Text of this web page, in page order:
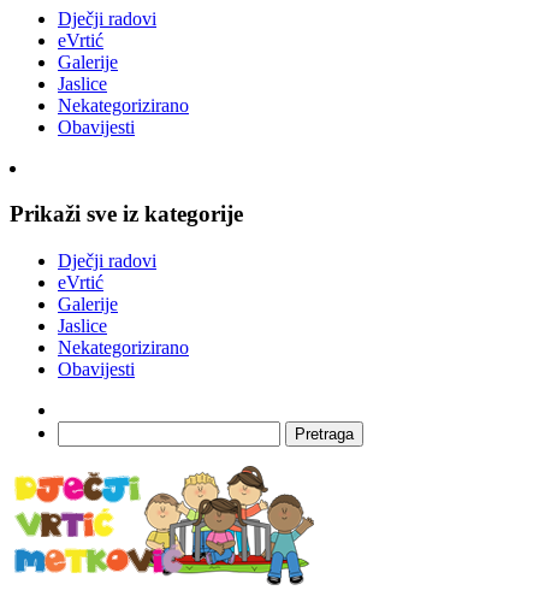
Dječji radovi
eVrtić
Galerije
Jaslice
Nekategorizirano
Obavijesti
Prikaži sve iz kategorije
Dječji radovi
eVrtić
Galerije
Jaslice
Nekategorizirano
Obavijesti